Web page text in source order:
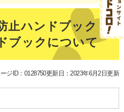
止ハンドブック・
ブックについて
ジID：0128750更新日：2023年6月2日更新